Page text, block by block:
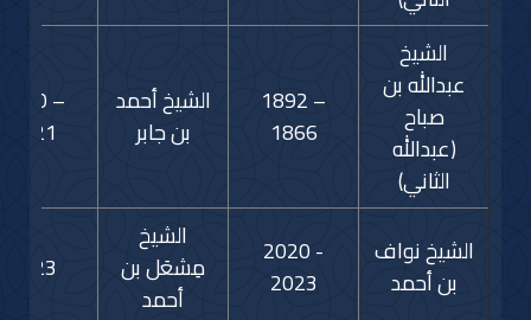
1950 –
1921
الشيخ أحمد
بن جابر
1892 –
1866
الشيخ
عبدالله بن
صباح
(عبدالله
الثاني)
2023
الشيخ
مِشعَل بن
أحمد
2020 -
2023
الشيخ نواف
بن أحمد